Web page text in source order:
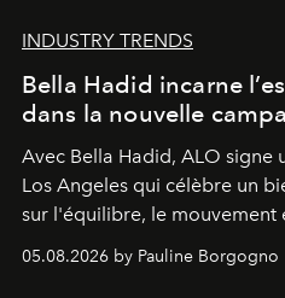
INDUSTRY TRENDS
Bella Hadid incarne
dans la nouvelle
Avec Bella Hadid, ALO signe
Los Angeles qui célèbre un
sur l'équilibre, le mouvement
05.08.2026 by Pauline Borgogno